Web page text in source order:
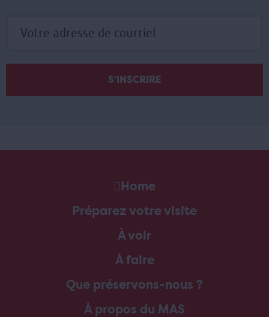
Home
Préparez votre visite
À voir
À faire
Que préservons-nous ?
À propos du MAS